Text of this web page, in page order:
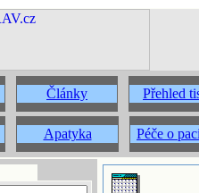
Články Přehled
Apatyka Péče o